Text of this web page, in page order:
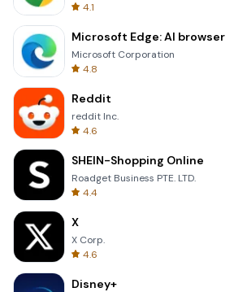
4.1
Microsoft Edge: AI browser
Microsoft Corporation
4.8
Reddit
reddit Inc.
4.6
SHEIN-Shopping Online
Roadget Business PTE. LTD.
4.4
X
X Corp.
4.6
Disney+